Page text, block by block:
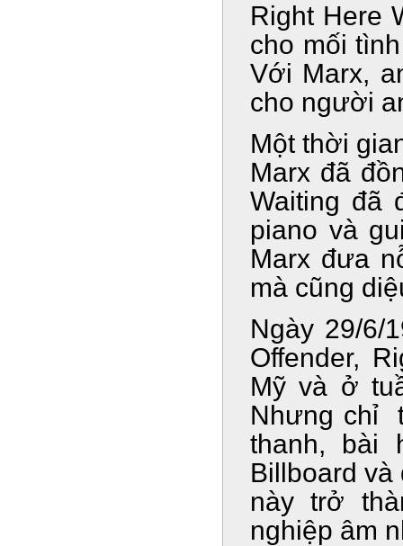
Right Here
cho mối
Với Marx,
cho người
Một thời
Marx đã
Waiting đã
piano và
Marx đưa
mà cũng
Ngày 29/6/
Offender,
Mỹ và ở
Nhưng chỉ
thanh, bài
Billboard
này trở
nghiệp âm